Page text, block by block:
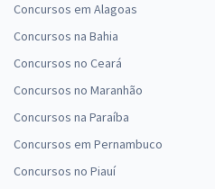
Concursos em Alagoas
Concursos na Bahia
Concursos no Ceará
Concursos no Maranhão
Concursos na Paraíba
Concursos em Pernambuco
Concursos no Piauí